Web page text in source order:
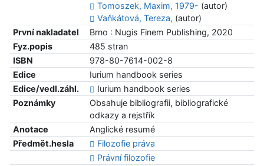
Tomoszek, Maxim, 1979- (autor)
Vaňkátová, Tereza, (autor)
První nakladatel
Brno : Nugis Finem Publishing, 2020
Fyz.popis
485 stran
ISBN
978-80-7614-002-8
Edice
Iurium handbook series
Edice/vedl.záhl.
Iurium handbook series
Poznámky
Obsahuje bibliografii, bibliografické
odkazy a rejstřík
Anotace
Anglické resumé
Předmět.hesla
Filozofie práva
Právní filozofie